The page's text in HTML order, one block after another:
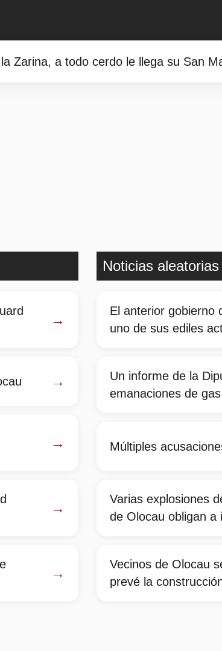
Zarina, a todo cerdo le llega su San
→
→
→
→
→
Noticias aleatorias
El anterior gobierno
uno de sus ediles
Un informe de la
emanaciones de
Múltiples
Varias explosiones
de Olocau obligan a
Vecinos de Olocau
prevé la